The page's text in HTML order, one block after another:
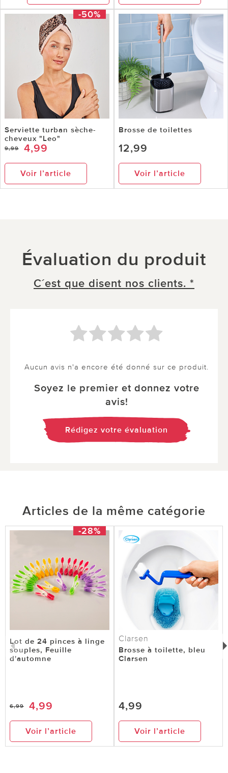
-50%
Serviette turban sèche-
cheveux "Leo"
9,99 4,99
Voir l’article
Brosse de toilettes
12,99
Voir l’article
Évaluation du produit
C´est que disent nos clients. *
Aucun avis n'a encore été donné sur ce produit.
Soyez le premier et donnez votre
avis!
Rédigez votre évaluation
Articles de la même catégorie
-28%
Lot de 24 pinces à linge
souples, Feuille
d'automne
6,99 4,99
Voir l’article
Clarsen
Brosse à toilette, bleu
Clarsen
4,99
Voir l’article